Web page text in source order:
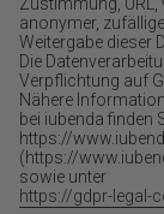
anonymer,
Weitergabe dieser
Die
Verpflichtung auf
Nähere
bei iubenda finden
https://
(https://
sowie unter
https://gdpr-legal-